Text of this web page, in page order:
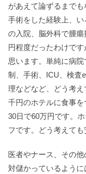
があえて論ずるまで
手術をした経験上、
の入院、脳外科で腫
円程度だったわけで
思います。単純に病
制、手術、ICU、検査
理などなど、どう考
千円のホテルに食事を
30日で60万円です。
フです。どう考えても
医者やナース、その
対儲かっているように